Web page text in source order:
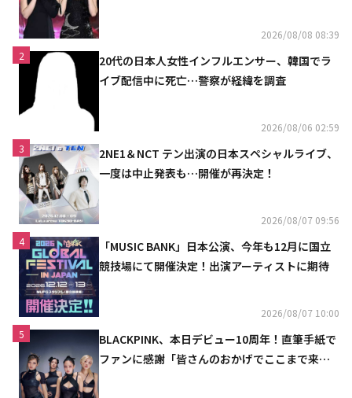
2026/08/08 08:39
2
20代の日本人女性インフルエンサー、韓国でラ
イブ配信中に死亡…警察が経緯を調査
2026/08/06 02:59
3
2NE1＆NCT テン出演の日本スペシャルライブ、
一度は中止発表も…開催が再決定！
2026/08/07 09:56
4
「MUSIC BANK」日本公演、今年も12月に国立
競技場にて開催決定！出演アーティストに期待
2026/08/07 10:00
5
BLACKPINK、本日デビュー10周年！直筆手紙で
ファンに感謝「皆さんのおかげでここまで来ら